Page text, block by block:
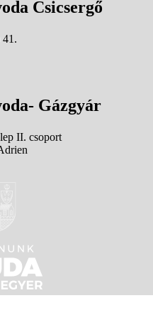
Csicsergő
41.
Gázgyár
II. csoport